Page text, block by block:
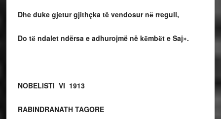
Dhe duke gjetur gjithçka të vendosur nё rregull,
Do tё ndalet ndërsa e adhurojmë në kёmbёt e Saj».
NOBELISTI VI 1913
RABINDRANATH TAGORE